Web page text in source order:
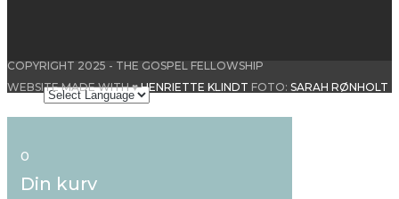
COPYRIGHT 2025 - THE GOSPEL FELLOWSHIP
WEBSITE MADE WITH ♥HENRIETTE KLINDT FOTO: SARAH RØNHOLT
0
Din kurv